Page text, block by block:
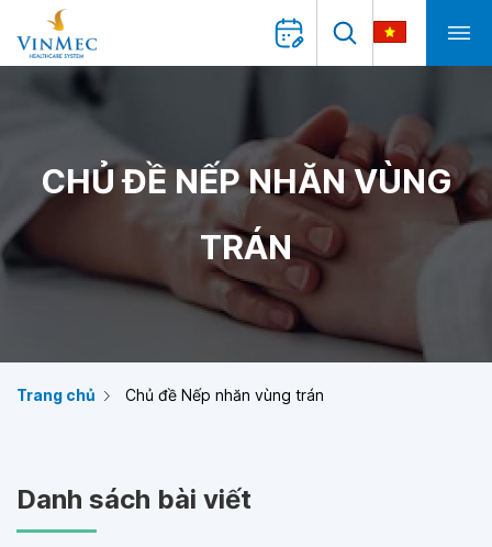
CHỦ ĐỀ NẾP NHĂN VÙNG
TRÁN
Trang chủ Chủ đề Nếp nhăn vùng trán
Danh sách bài viết